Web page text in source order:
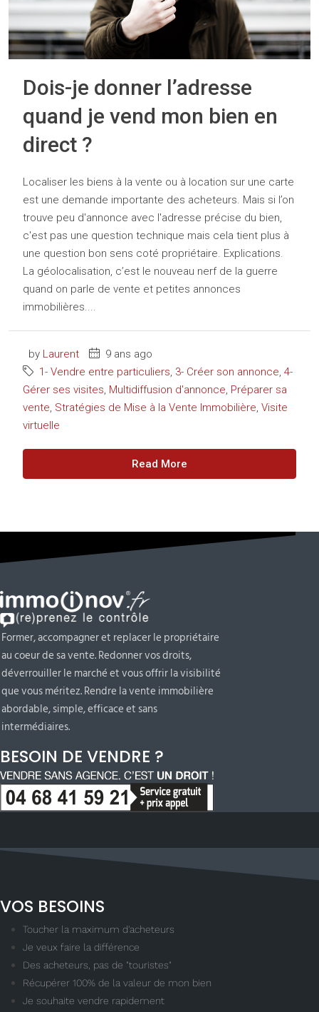
Dois-je donner l’adresse
quand je vend mon bien en
direct ?
Localiser les biens à la vente ou à location sur une carte
est une demande importante des acheteurs. Mais si l’on
trouve peu d'annonce avec l'adresse précise du bien,
c'est pas une question technique mais cela tient plus à
une question bon sens coté propriétaire. Explications.
La géolocalisation, c’est le nouveau nerf de la guerre
quand on parle de vente et petites annonces
immobilières....
by Laurent
9 ans ago
1- Vendre entre particuliers, 3- Créer son annonce, 4-
Gérer ses visites, Multidiffusion d'annonce, Préparer sa
vente, Stratégies de Mise à la Vente Immobilière, Visite
virtuelle
Read More
Former, accompagner et replacer le propriétaire
au coeur de sa vente. Redonner vos droits,
déverrouiller le marché et vous offrir la visibilité
que vous méritez. Rendre la vente immobilière
abordable, simple, efficace et sans
intermédiaires.
BESOIN DE VENDRE ?
VOS BESOINS
Toucher la maximum d'acheteurs
Je veux faire la différence
Des acheteurs, pas de "touristes"
Récupérer 100% de la valeur de mon bien
Je souhaite vendre rapidement